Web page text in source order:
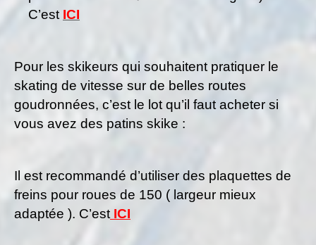
C’est ICI
Pour les skikeurs qui souhaitent pratiquer le
skating de vitesse sur de belles routes
goudronnées, c’est le lot qu’il faut acheter si
vous avez des patins skike :
Il est recommandé d’utiliser des plaquettes de
freins pour roues de 150 ( largeur mieux
adaptée ). C’est ICI